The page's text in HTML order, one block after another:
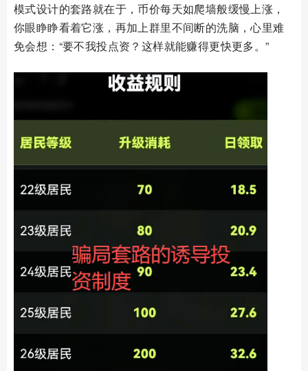
模式设计的套路就在于，币价每天如爬墙般缓慢上涨，
你眼睁睁看着它涨，再加上群里不间断的洗脑，心里难
免会想：“要不我投点资？这样就能赚得更快更多。”